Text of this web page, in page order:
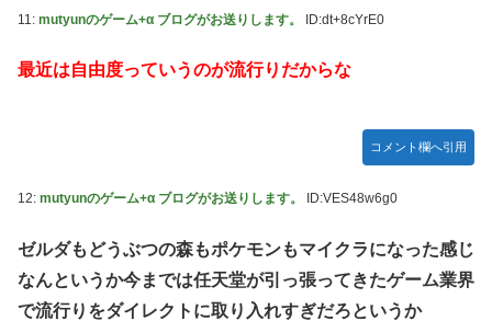
国の恥だ」「2002年まで疑う価値がある」「国民や国が築
熊本県知事の要請をガン無視したTBS、避難所に取材班が押
【セクシー】人気美人声優、太ももチラリｗｗｗｗｗｗｗｗ
「私達が原爆ドーム前をあけ渡せば核戦争が始まってしま
う」と訴える市民団体、それを聞いた被爆3世の人が……
池田瑛紗ちゃんが｢真珠の耳飾りの少女｣の魅力を語る！！！
【乃木坂46】
【朗報】山﨑愛生「けんぱなぱっぱぱん！」←
11: mutyunのゲーム+α ブログがお送りします。 ID:dt+8cYrE0
最近は自由度っていうのが流行りだからな
コメント欄へ引用
12: mutyunのゲーム+α ブログがお送りします。 ID:VES48w6g0
ゼルダもどうぶつの森もポケモンもマイクラになった感じ
なんというか今までは任天堂が引っ張ってきたゲーム業界
で流行りをダイレクトに取り入れすぎだろというか